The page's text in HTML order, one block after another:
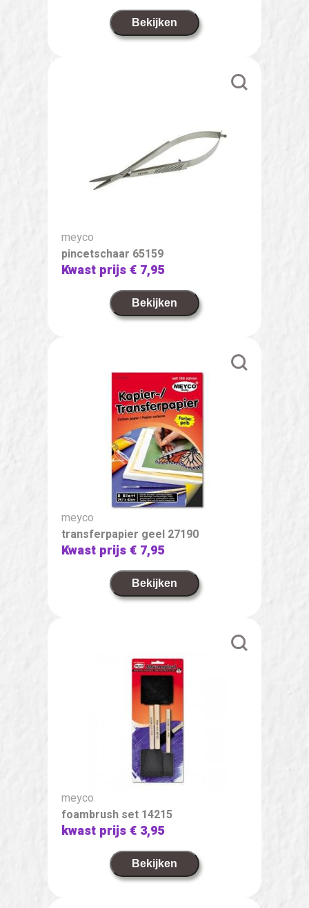
Bekijken
meyco
pincetschaar 65159
Kwast prijs€ 7,95
Bekijken
meyco
transferpapier geel 27190
Kwast prijs€ 7,95
Bekijken
meyco
foambrush set 14215
kwast prijs€ 3,95
Bekijken